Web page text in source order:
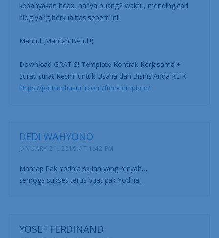
kebanyakan hoax, hanya buang2 waktu, mending cari
blog yang berkualitas seperti ini.
Mantul (Mantap Betul !)
Download GRATIS! Template Kontrak Kerjasama +
Surat-surat Resmi untuk Usaha dan Bisnis Anda KLIK
https://partnerhukum.com/free-template/
DEDI WAHYONO
JANUARY 21, 2019 AT 1:42 PM
Mantap Pak Yodhia sajian yang renyah…
semoga sukses terus buat pak Yodhia…
YOSEF FERDINAND